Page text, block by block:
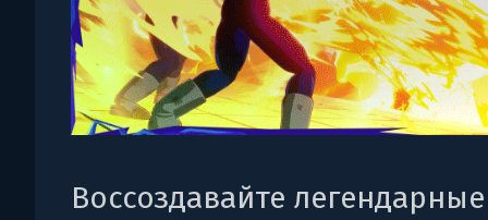
Воссоздавайте легендарные